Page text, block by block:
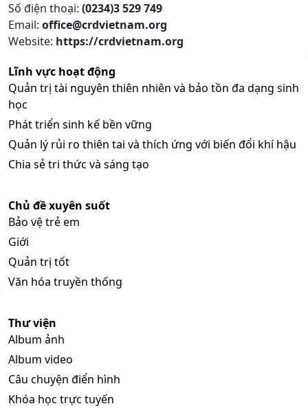
Số điện thoại: (0234)3 529 749
Email: office@crdvietnam.org
Website: https://crdvietnam.org
Lĩnh vực hoạt động
Quản trị tài nguyên thiên nhiên và bảo tồn đa dạng sinh
học
Phát triển sinh kế bền vững
Quản lý rủi ro thiên tai và thích ứng với biến đổi khí hậu
Chia sẻ tri thức và sáng tạo
Chủ đề xuyên suốt
Bảo vệ trẻ em
Giới
Quản trị tốt
Văn hóa truyền thống
Thư viện
Album ảnh
Album video
Câu chuyện điển hình
Khóa học trực tuyến